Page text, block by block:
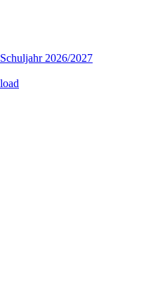
2026/2027